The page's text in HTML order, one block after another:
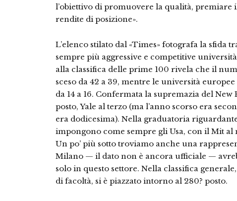
l’obiettivo di promuovere la qualità, premiare
rendite di posizione».
L’elenco stilato dal «Times» fotografa la sfida
sempre più aggressive e competitive
alla classifica delle prime 100 rivela che il
sceso da 42 a 39, mentre le università
da 14 a 16. Confermata la supremazia del
posto, Yale al ter­zo (ma l’anno scorso era
era dodicesima). Nella graduatoria
impongono come sempre gli Usa, con il Mit al
Un po’ più sotto troviamo anche una
Milano — il dato non è ancora ufficiale —
solo in questo settore. Nel­la classifica
di fa­coltà, si è piazzato intorno al 280? posto.